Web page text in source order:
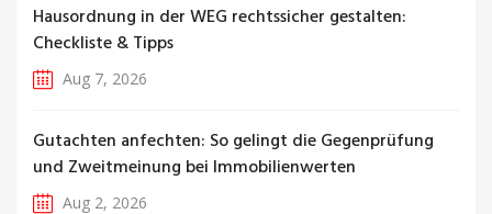
Hausordnung in der WEG rechtssicher gestalten:
Checkliste & Tipps
Aug 7, 2026
Gutachten anfechten: So gelingt die Gegenprüfung
und Zweitmeinung bei Immobilienwerten
Aug 2, 2026